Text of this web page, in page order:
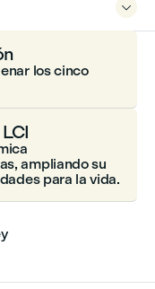

los cinco
ampliando su
para la vida.